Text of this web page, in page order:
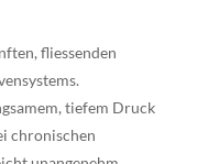
fliessenden
tiefem Druck
chronischen